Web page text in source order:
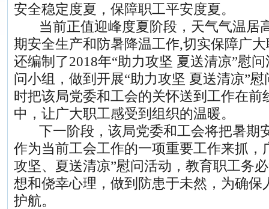
安全稳定度夏，保障职工平安度夏。
当前正值迎峰度夏阶段，天气气温居
期安全生产和防暑降温工作,切实保障广
还编制了2018年“助力攻坚 夏送清凉”慰
问小组，做到开展“助力攻坚 夏送清凉”
时把该局党委和工会的关怀送到工作在前
中，让广大职工感受到组织的温暖。
下一阶段，该局党委和工会将把暑期
作为当前工会工作的一项重要工作来抓，
攻坚、夏送清凉”慰问活动，教育职工务
想和侥幸心理，做到防患于未然，为确保
护航。